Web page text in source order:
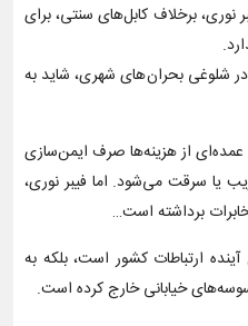
نوری، برخلاف کابل‌های سنتی، برای
شلوغی بحران‌های شهری، شاید به
از هزینه‌ها صرف ایمن‌سازی
یا سرقت می‌شود. اما فیبر نوری،
برداشته است…
تنها زیرساخت تا ۴۰ سال آینده ارتباطات کشور است، بلکه به
خیابانی خارج کرده است.